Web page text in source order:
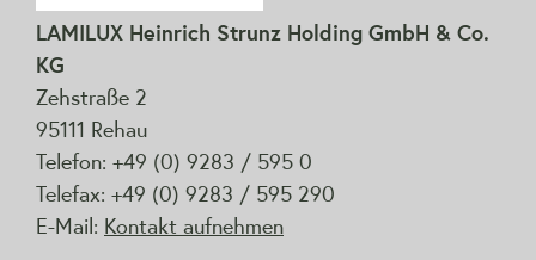
LAMILUX Heinrich Strunz Holding GmbH & Co.
KG
Zehstraße 2
95111 Rehau
Telefon: +49 (0) 9283 / 595 0
Telefax: +49 (0) 9283 / 595 290
E-Mail: Kontakt aufnehmen